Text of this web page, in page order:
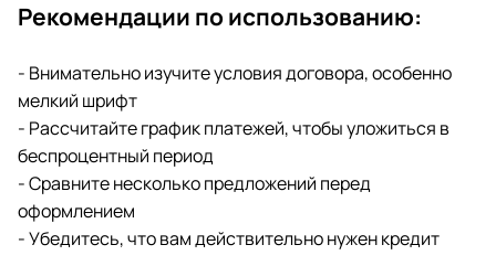
Рекомендации по использованию:
- Внимательно изучите условия договора, особенно
мелкий шрифт
- Рассчитайте график платежей, чтобы уложиться в
беспроцентный период
- Сравните несколько предложений перед
оформлением
- Убедитесь, что вам действительно нужен кредит